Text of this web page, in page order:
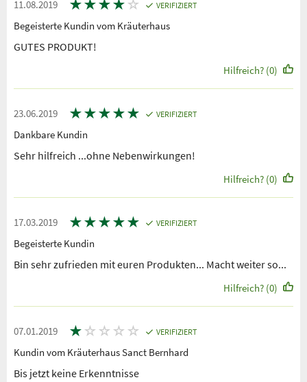
11.08.2019 ★★★★ ☆ VERIFIZIERT
Begeisterte Kundin vom Kräuterhaus
GUTES PRODUKT!
Hilfreich? (0)
23.06.2019 ★★★★★ VERIFIZIERT
Dankbare Kundin
Sehr hilfreich ...ohne Nebenwirkungen!
Hilfreich? (0)
17.03.2019 ★★★★★ VERIFIZIERT
Begeisterte Kundin
Bin sehr zufrieden mit euren Produkten... Macht weiter so...
Hilfreich? (0)
07.01.2019 ★ ☆ ☆ ☆ ☆ VERIFIZIERT
Kundin vom Kräuterhaus Sanct Bernhard
Bis jetzt keine Erkenntnisse